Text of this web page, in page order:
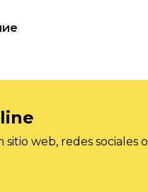
web, redes sociales o